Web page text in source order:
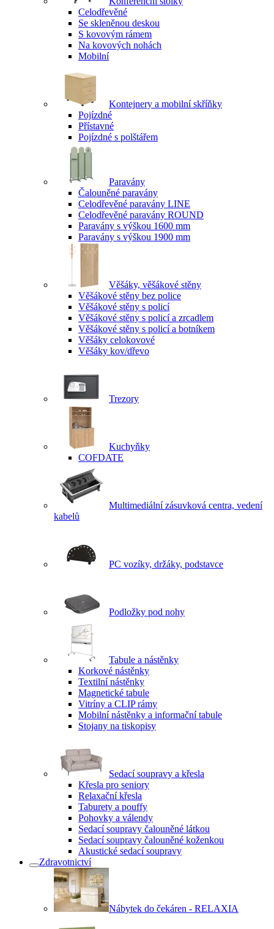
Celodřevěné
Se skleněnou deskou
S kovovým rámem
Na kovových nohách
Mobilní
Kontejnery a mobilní skříňky
Pojízdné
Přístavné
Pojízdné s polštářem
Paravány
Čalouněné paravány
Celodřevěné paravány LINE
Celodřevěné paravány ROUND
Paravány s výškou 1600 mm
Paravány s výškou 1900 mm
Věšáky, věšákové stěny
Věšákové stěny bez police
Věšákové stěny s policí
Věšákové stěny s policí a zrcadlem
Věšákové stěny s policí a botníkem
Věšáky celokovové
Věšáky kov/dřevo
Trezory
Kuchyňky
COFDATE
Multimediální zásuvková centra, vedení
kabelů
PC vozíky, držáky, podstavce
Podložky pod nohy
Tabule a nástěnky
Korkové nástěnky
Textilní nástěnky
Magnetické tabule
Vitríny a CLIP rámy
Mobilní nástěnky a informační tabule
Stojany na tiskopisy
Sedací soupravy a křesla
Křesla pro seniory
Relaxační křesla
Taburety a pouffy
Pohovky a válendy
Sedací soupravy čalouněné látkou
Sedací soupravy čalouněné koženkou
Akustické sedací soupravy
Zdravotnictví
Nábytek do čekáren - RELAXIA